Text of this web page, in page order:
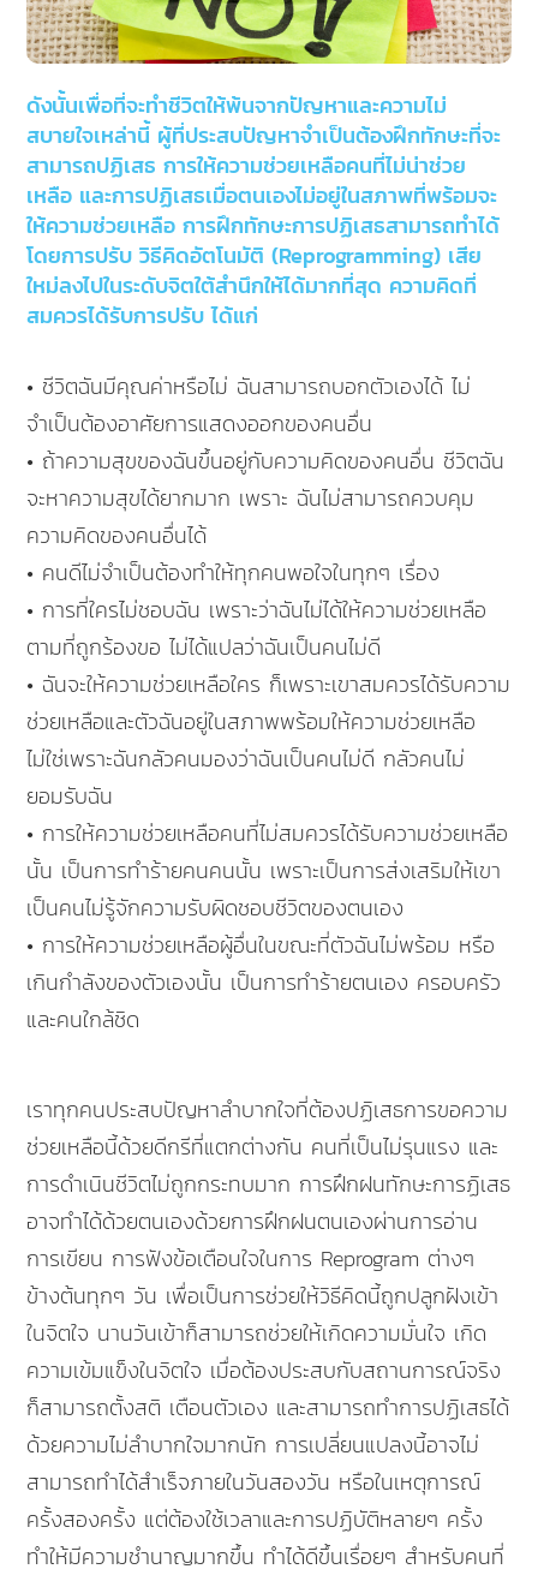
ดังนั้นเพื่อที่จะทำชีวิตให้พ้นจากปัญหาและความไม่
สบายใจเหล่านี้ ผู้ที่ประสบปัญหาจำเป็นต้องฝึกทักษะที่จะ
สามารถปฏิเสธ การให้ความช่วยเหลือคนที่ไม่น่าช่วย
เหลือ และการปฏิเสธเมื่อตนเองไม่อยู่ในสภาพที่พร้อมจะ
ให้ความช่วยเหลือ การฝึกทักษะการปฏิเสธสามารถทำได้
โดยการปรับ วิธีคิดอัตโนมัติ (Reprogramming) เสีย
ใหม่ลงไปในระดับจิตใต้สำนึกให้ได้มากที่สุด ความคิดที่
สมควรได้รับการปรับ ได้แก่
• ชีวิตฉันมีคุณค่าหรือไม่ ฉันสามารถบอกตัวเองได้ ไม่
จำเป็นต้องอาศัยการแสดงออกของคนอื่น
• ถ้าความสุขของฉันขึ้นอยู่กับความคิดของคนอื่น ชีวิตฉัน
จะหาความสุขได้ยากมาก เพราะ ฉันไม่สามารถควบคุม
ความคิดของคนอื่นได้
• คนดีไม่จำเป็นต้องทำให้ทุกคนพอใจในทุกๆ เรื่อง
• การที่ใครไม่ชอบฉัน เพราะว่าฉันไม่ได้ให้ความช่วยเหลือ
ตามที่ถูกร้องขอ ไม่ได้แปลว่าฉันเป็นคนไม่ดี
• ฉันจะให้ความช่วยเหลือใคร ก็เพราะเขาสมควรได้รับความ
ช่วยเหลือและตัวฉันอยู่ในสภาพพร้อมให้ความช่วยเหลือ
ไม่ใช่เพราะฉันกลัวคนมองว่าฉันเป็นคนไม่ดี กลัวคนไม่
ยอมรับฉัน
• การให้ความช่วยเหลือคนที่ไม่สมควรได้รับความช่วยเหลือ
นั้น เป็นการทำร้ายคนคนนั้น เพราะเป็นการส่งเสริมให้เขา
เป็นคนไม่รู้จักความรับผิดชอบชีวิตของตนเอง
• การให้ความช่วยเหลือผู้อื่นในขณะที่ตัวฉันไม่พร้อม หรือ
เกินกำลังของตัวเองนั้น เป็นการทำร้ายตนเอง ครอบครัว
และคนใกล้ชิด
เราทุกคนประสบปัญหาลำบากใจที่ต้องปฏิเสธการขอความ
ช่วยเหลือนี้ด้วยดีกรีที่แตกต่างกัน คนที่เป็นไม่รุนแรง และ
การดำเนินชีวิตไม่ถูกกระทบมาก การฝึกฝนทักษะการฏิเสธ
อาจทำได้ด้วยตนเองด้วยการฝึกฝนตนเองผ่านการอ่าน
การเขียน การฟังข้อเตือนใจในการ Reprogram ต่างๆ
ข้างต้นทุกๆ วัน เพื่อเป็นการช่วยให้วิธีคิดนี้ถูกปลูกฝังเข้า
ในจิตใจ นานวันเข้าก็สามารถช่วยให้เกิดความมั่นใจ เกิด
ความเข้มแข็งในจิตใจ เมื่อต้องประสบกับสถานการณ์จริง
ก็สามารถตั้งสติ เตือนตัวเอง และสามารถทำการปฏิเสธได้
ด้วยความไม่ลำบากใจมากนัก การเปลี่ยนแปลงนี้อาจไม่
สามารถทำได้สำเร็จภายในวันสองวัน หรือในเหตุการณ์
ครั้งสองครั้ง แต่ต้องใช้เวลาและการปฏิบัติหลายๆ ครั้ง
ทำให้มีความชำนาญมากขึ้น ทำได้ดีขึ้นเรื่อยๆ สำหรับคนที่